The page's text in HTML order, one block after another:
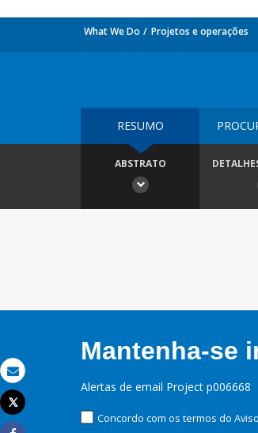
Email
Imprimir
Tweet
What We Do Projetos e operações
RESUMO
ABSTRATO
Mantenha-se
Alertas de email Project p006668
Concordo com os termos do